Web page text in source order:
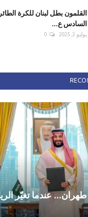
القلمون بطل لبنان للكرة
السادس ع...
يوليو 3, 2025 0
عندما تغيّر